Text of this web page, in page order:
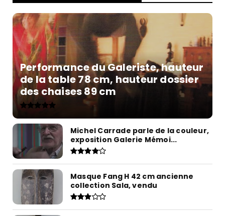
Performance du Galeriste, hauteur
de la table 78 cm, hauteur dossier
des chaises 89 cm
Michel Carrade parle de la couleur,
exposition Galerie Mémoi...
Masque Fang H 42 cm ancienne
collection Sala, vendu